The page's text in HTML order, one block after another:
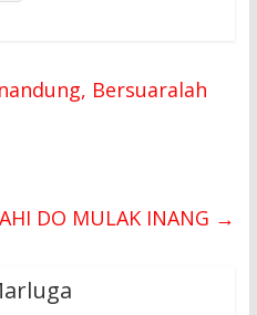
Bersuaralah
DO MULAK INANG →